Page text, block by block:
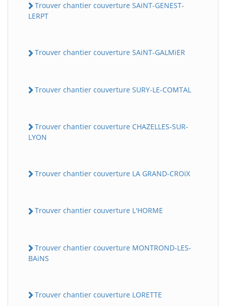
Trouver chantier couverture SAiNT-GENEST-
LERPT
Trouver chantier couverture SAiNT-GALMiER
Trouver chantier couverture SURY-LE-COMTAL
Trouver chantier couverture CHAZELLES-SUR-
LYON
Trouver chantier couverture LA GRAND-CROiX
Trouver chantier couverture L'HORME
Trouver chantier couverture MONTROND-LES-
BAiNS
Trouver chantier couverture LORETTE